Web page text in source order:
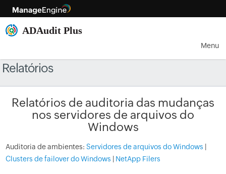
Menu
Relatórios
Relatórios de auditoria das mudanças
nos servidores de arquivos do
Windows
Auditoria de ambientes:Servidores de arquivos do Windows
Clusters de failover do Windows
NetApp Filers